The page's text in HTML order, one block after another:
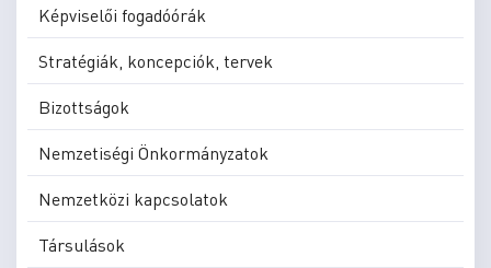
Képviselői fogadóórák
Stratégiák, koncepciók, tervek
Bizottságok
Nemzetiségi Önkormányzatok
Nemzetközi kapcsolatok
Társulások